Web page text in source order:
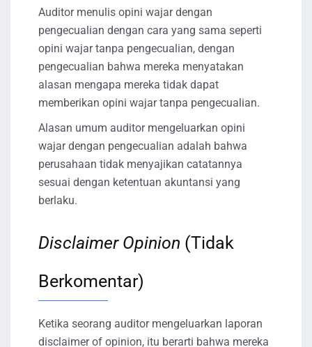
Auditor menulis opini wajar dengan
pengecualian dengan cara yang sama seperti
opini wajar tanpa pengecualian, dengan
pengecualian bahwa mereka menyatakan
alasan mengapa mereka tidak dapat
memberikan opini wajar tanpa pengecualian.
Alasan umum auditor mengeluarkan opini
wajar dengan pengecualian adalah bahwa
perusahaan tidak menyajikan catatannya
sesuai dengan ketentuan akuntansi yang
berlaku.
Disclaimer Opinion (Tidak
Berkomentar)
Ketika seorang auditor mengeluarkan laporan
disclaimer of opinion, itu berarti bahwa mereka